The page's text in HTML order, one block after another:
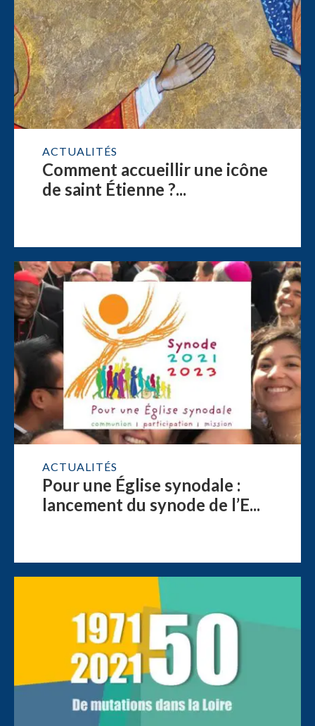
ACTUALITÉS
Comment accueillir une icône
de saint Étienne ?...
ACTUALITÉS
Pour une Église synodale :
lancement du synode de l’E...